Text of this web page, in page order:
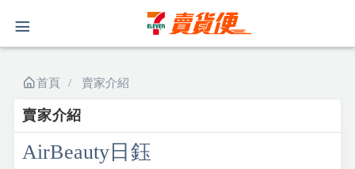
首頁 賣家介紹
賣家介紹
AirBeauty日鈺